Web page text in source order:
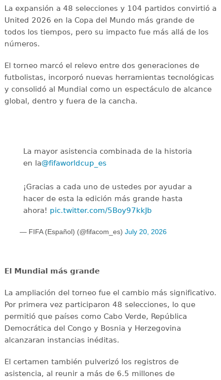
La expansión a 48 selecciones y 104 partidos convirtió a
United 2026 en la Copa del Mundo más grande de
todos los tiempos, pero su impacto fue más allá de los
números.
El torneo marcó el relevo entre dos generaciones de
futbolistas, incorporó nuevas herramientas tecnológicas
y consolidó al Mundial como un espectáculo de alcance
global, dentro y fuera de la cancha.
La mayor asistencia combinada de la historia
en la@fifaworldcup_es
¡Gracias a cada uno de ustedes por ayudar a
hacer de esta la edición más grande hasta
ahora! pic.twitter.com/5Boy97kkJb
— FIFA (Español) (@fifacom_es) July 20, 2026
El Mundial más grande
La ampliación del torneo fue el cambio más significativo.
Por primera vez participaron 48 selecciones, lo que
permitió que países como Cabo Verde, República
Democrática del Congo y Bosnia y Herzegovina
alcanzaran instancias inéditas.
El certamen también pulverizó los registros de
asistencia, al reunir a más de 6.5 millones de